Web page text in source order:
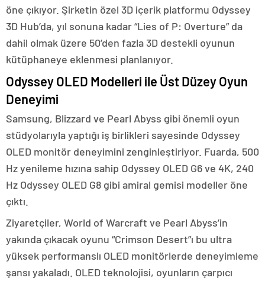
öne çıkıyor. Şirketin özel 3D içerik platformu Odyssey
3D Hub’da, yıl sonuna kadar “Lies of P: Overture” da
dahil olmak üzere 50’den fazla 3D destekli oyunun
kütüphaneye eklenmesi planlanıyor.
Odyssey OLED Modelleri ile Üst Düzey Oyun
Deneyimi
Samsung, Blizzard ve Pearl Abyss gibi önemli oyun
stüdyolarıyla yaptığı iş birlikleri sayesinde Odyssey
OLED monitör deneyimini zenginleştiriyor. Fuarda, 500
Hz yenileme hızına sahip Odyssey OLED G6 ve 4K, 240
Hz Odyssey OLED G8 gibi amiral gemisi modeller öne
çıktı.
Ziyaretçiler, World of Warcraft ve Pearl Abyss’in
yakında çıkacak oyunu “Crimson Desert”ı bu ultra
yüksek performanslı OLED monitörlerde deneyimleme
şansı yakaladı. OLED teknolojisi, oyunların çarpıcı